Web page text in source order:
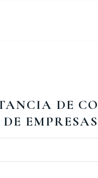
DE
EMPRESAS